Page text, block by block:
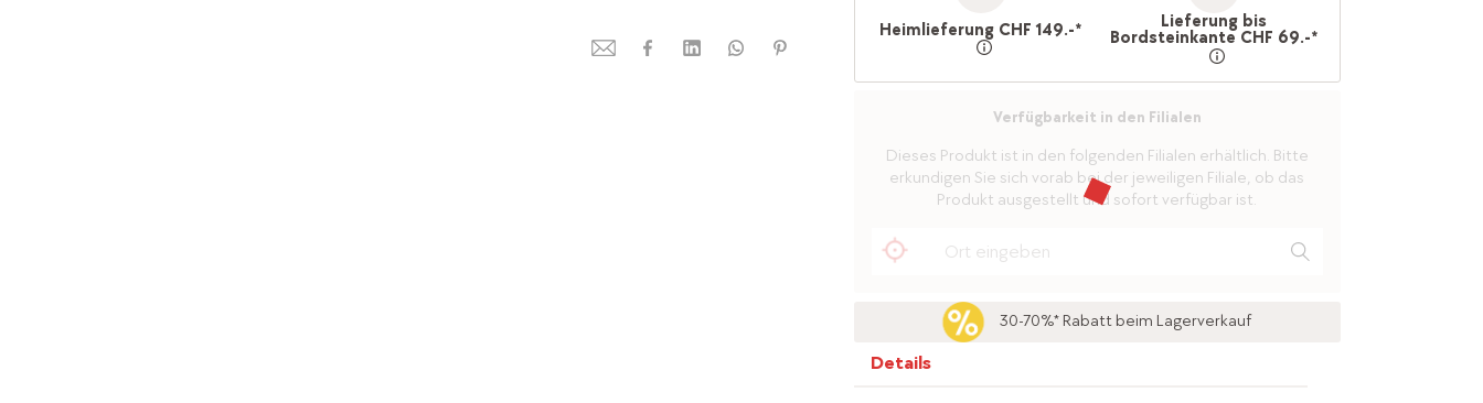
Heimlieferung CHF 149.-* Lieferung bis
Bordsteinkante CHF 69.-*
Verfügbarkeit in den Filialen
Dieses Produkt ist in den folgenden Filialen erhältlich. Bitte
erkundigen Sie sich vorab bei der jeweiligen Filiale, ob das
Produkt ausgestellt und sofort verfügbar ist.
30-70%* Rabatt beim Lagerverkauf
Details